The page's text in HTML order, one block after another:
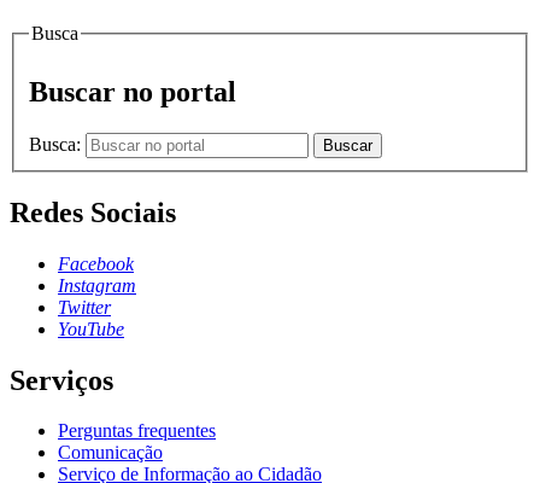
Busca
Buscar no portal
Busca: Buscar
Redes Sociais
Facebook
Instagram
Twitter
YouTube
Serviços
Perguntas frequentes
Comunicação
Serviço de Informação ao Cidadão